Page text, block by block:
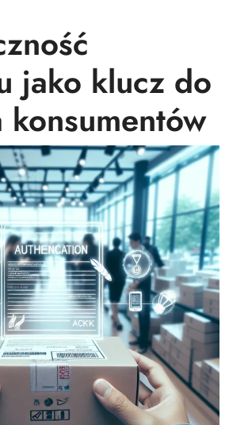
jako klucz do